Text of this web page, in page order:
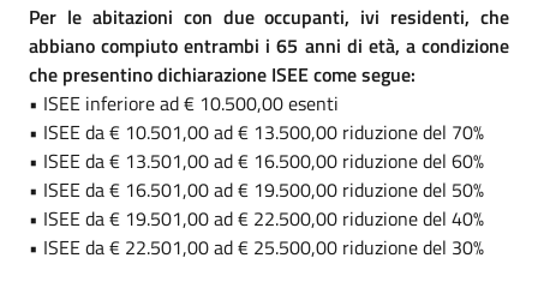
Per le abitazioni con due occupanti, ivi residenti, che
abbiano compiuto entrambi i 65 anni di età, a condizione
che presentino dichiarazione ISEE come segue:
• ISEE inferiore ad € 10.500,00 esenti
• ISEE da € 10.501,00 ad € 13.500,00 riduzione del 70%
• ISEE da € 13.501,00 ad € 16.500,00 riduzione del 60%
• ISEE da € 16.501,00 ad € 19.500,00 riduzione del 50%
• ISEE da € 19.501,00 ad € 22.500,00 riduzione del 40%
• ISEE da € 22.501,00 ad € 25.500,00 riduzione del 30%